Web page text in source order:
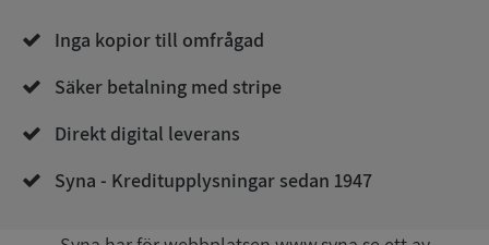
Inga kopior till omfrågad
Säker betalning med stripe
Direkt digital leverans
Syna - Kreditupplysningar sedan 1947
Google